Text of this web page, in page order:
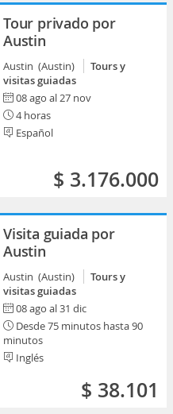
Tour privado por
Austin
Austin (Austin)
Tours y
visitas guiadas
08 ago al 27 nov
4 horas
Español
$ 3.176.000
Visita guiada por
Austin
Austin (Austin)
Tours y
visitas guiadas
08 ago al 31 dic
Desde 75 minutos hasta 90
minutos
Inglés
$ 38.101